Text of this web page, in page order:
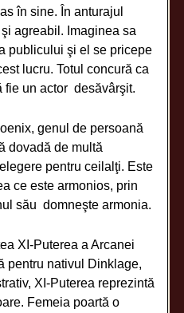
în sine. În anturajul
agreabil. Imaginea sa
publicului şi el se pricepe
lucru. Totul concură ca
fie un actor desăvârşit.
genul de persoană
dovadă de multă
pentru ceilalţi. Este
ce este armonios, prin
său domneşte armonia.
XI-Puterea a Arcanei
pentru nativul Dinklage,
XI-Puterea reprezintă
Femeia poartă o